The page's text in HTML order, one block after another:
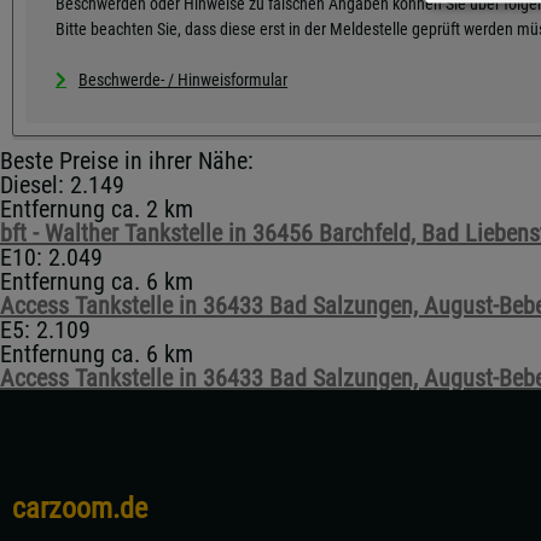
Bitte beachten Sie, dass diese erst in der Meldestelle geprüft werden
Beschwerde- / Hinweisformular
Beste Preise in ihrer Nähe:
Diesel: 2.149
Entfernung ca. 2 km
bft - Walther Tankstelle in 36456 Barchfeld, Bad
E10: 2.049
Entfernung ca. 6 km
Access Tankstelle in 36433 Bad Salzungen, August-
E5: 2.109
Entfernung ca. 6 km
Access Tankstelle in 36433 Bad Salzungen, August-
carzoom.de